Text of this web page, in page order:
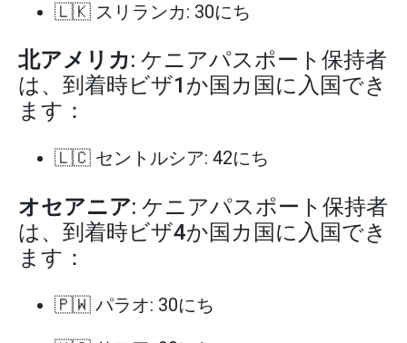
🇱🇰 スリランカ: 30にち
北アメリカ: ケニアパスポート保持者
は、到着時ビザ1か国カ国に入国でき
ます：
🇱🇨 セントルシア: 42にち
オセアニア: ケニアパスポート保持者
は、到着時ビザ4か国カ国に入国でき
ます：
🇵🇼 パラオ: 30にち